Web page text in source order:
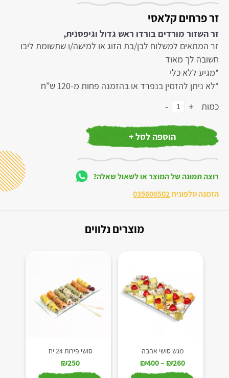
זר פרחים קלאסי
זר השזור מורדים בורדו ראש גדול וגיפסנית,
זר המתאים למשלוח לבן/בת הזוג או למישה/ו שתשומת ליבו
חשובה לך מאוד
*מגיע ללא כלי
*לא ניתן להזמין בנפרד או בהזמנה פחות מ-120 ש”ח
כמות
+
-
הוספה לסל +
רוצה תמונה של המוצר או לשאול שאלה?
הזמנה טלפונית035600502
מוצרים נלווים
סושי פירות 24 יח
₪250
מגש סושי אהבה
₪260
–
₪400 טווח
מחירים: